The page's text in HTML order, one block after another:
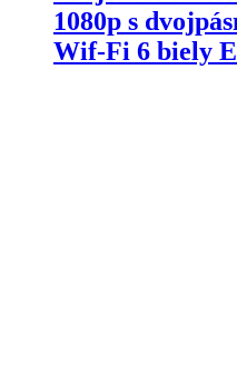
1080p s
Wif-Fi 6 biely